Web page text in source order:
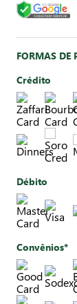
FORMAS DE
Crédito
Débito
Convênios*